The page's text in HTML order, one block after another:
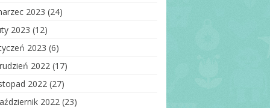
2023 (24)
2023 (12)
2023 (6)
2022 (17)
2022 (27)
2022 (23)